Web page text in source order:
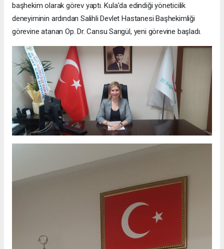
başhekim olarak görev yaptı. Kula’da edindiği yöneticilik
deneyiminin ardından Salihli Devlet Hastanesi Başhekimliği
görevine atanan Op. Dr. Cansu Sarıgül, yeni görevine başladı.